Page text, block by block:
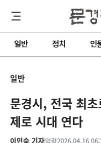
일반 정치 인
일반
문경시, 전국 최
제로 시대 연다
이민숙 기자입력2026.04.16